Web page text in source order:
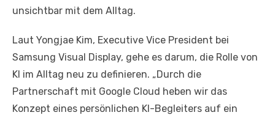
unsichtbar mit dem Alltag.
Laut Yongjae Kim, Executive Vice President bei
Samsung Visual Display, gehe es darum, die Rolle von
KI im Alltag neu zu definieren. „Durch die
Partnerschaft mit Google Cloud heben wir das
Konzept eines persönlichen KI-Begleiters auf ein